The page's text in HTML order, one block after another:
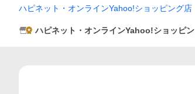
ハピネット・オンラインYahoo!ショッピング店
ハピネット・オンラインYahoo!ショッピ